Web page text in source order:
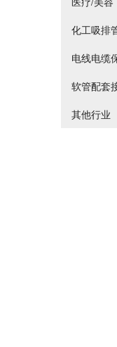
化工吸排
电线电缆
软管配套
其他行业